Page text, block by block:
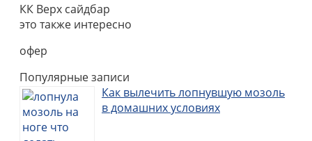
КК Верх сайдбар
это также интересно
офер
Популярные записи
Как вылечить лопнувшую мозоль
в домашних условиях